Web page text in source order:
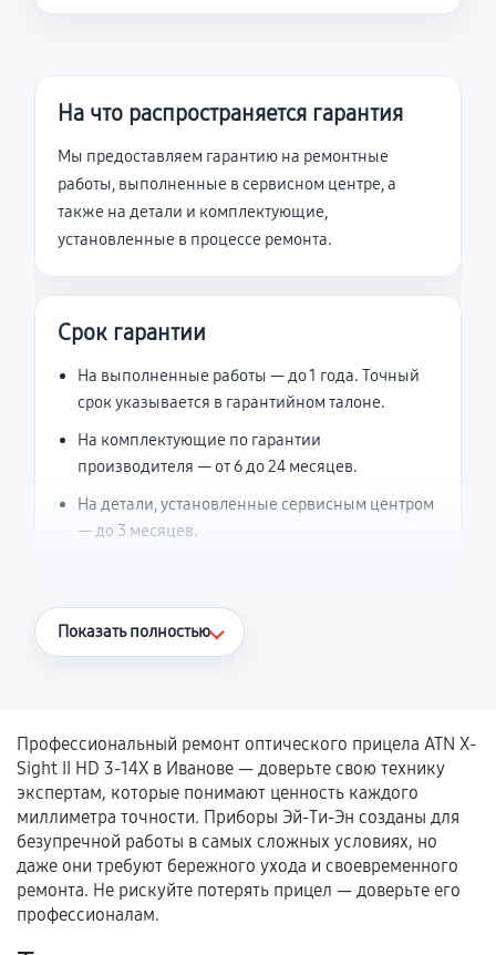
На что распространяется гарантия
Мы предоставляем гарантию на ремонтные
работы, выполненные в сервисном центре, а
также на детали и комплектующие,
установленные в процессе ремонта.
Срок гарантии
На выполненные работы — до 1 года. Точный
срок указывается в гарантийном талоне.
На комплектующие по гарантии
производителя — от 6 до 24 месяцев.
На детали, установленные сервисным центром
— до 3 месяцев.
Что считается гарантийным случаем
Поломка установленной детали при
нормальной эксплуатации в течение
гарантийного срока.
Несоответствие комплектующей заявленным
техническим характеристикам.
Показать полностью
Профессиональный ремонт оптического прицела ATN X-
Sight II HD 3-14X в Иванове — доверьте свою технику
экспертам, которые понимают ценность каждого
миллиметра точности. Приборы Эй-Ти-Эн созданы для
безупречной работы в самых сложных условиях, но
даже они требуют бережного ухода и своевременного
ремонта. Не рискуйте потерять прицел — доверьте его
профессионалам.